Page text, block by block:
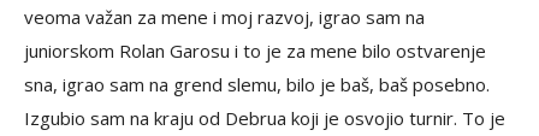
veoma važan za mene i moj razvoj, igrao sam na
juniorskom Rolan Garosu i to je za mene bilo ostvarenje
sna, igrao sam na grend slemu, bilo je baš, baš posebno.
Izgubio sam na kraju od Debrua koji je osvojio turnir. To je